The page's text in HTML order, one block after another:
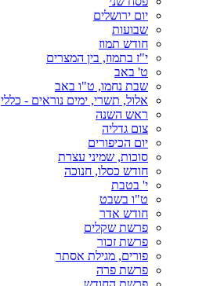
יום ירושלים
שבועות
חודש תמוז
י"ז בתמוז, בין המצרים
ט' באב
שבת נחמו, ט"ו באב
אלול, תשרי, ימים נוראים - כללי
ראש השנה
צום גדליה
יום הכיפורים
סוכות, שמיני עצרת
חודש כסלו, חנוכה
י' בטבת
ט"ו בשבט
חודש אדר
פרשת שקלים
פרשת זכור
פורים, מגילת אסתר
פרשת פרה